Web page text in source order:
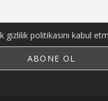
gizlilik politikasını kabul